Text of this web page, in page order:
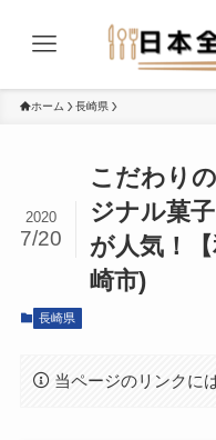
ホーム 長崎県
こだわり
ジナル菓
が人気！
崎市)
2020
7/20
長崎県
当ページのリンクに